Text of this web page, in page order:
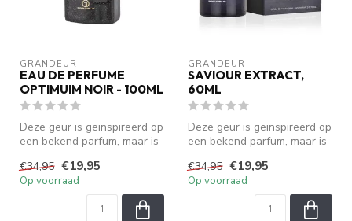
GRANDEUR
EAU DE PERFUME
OPTIMUIM NOIR - 100ML
Deze geur is geinspireerd op
een bekend parfum, maar is
€34,95 €19,95
Op voorraad
GRANDEUR
SAVIOUR EXTRACT,
60ML
Deze geur is geinspireerd op
een bekend parfum, maar is
€34,95 €19,95
Op voorraad